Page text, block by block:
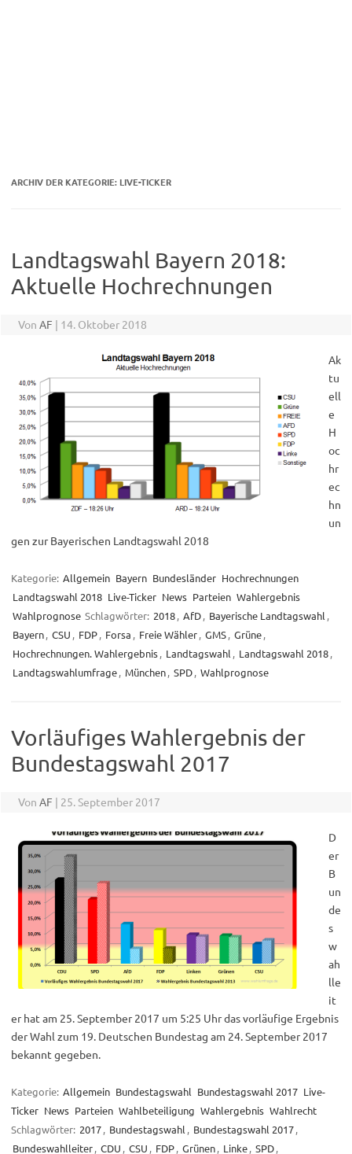
ARCHIV DER KATEGORIE: LIVE-TICKER
Landtagswahl Bayern 2018:
Aktuelle Hochrechnungen
Von AF | 14. Oktober 2018
Ak
tu
ell
e
H
oc
hr
ec
hn
un
gen zur Bayerischen Landtagswahl 2018
Kategorie: Allgemein Bayern Bundesländer Hochrechnungen
Landtagswahl 2018 Live-Ticker News Parteien Wahlergebnis
Wahlprognose Schlagwörter: 2018, AfD, Bayerische Landtagswahl ,
Bayern, CSU , FDP, Forsa , Freie Wähler, GMS, Grüne,
Hochrechnungen. Wahlergebnis, Landtagswahl , Landtagswahl 2018,
Landtagswahlumfrage, München, SPD, Wahlprognose
Vorläufiges Wahlergebnis der
Bundestagswahl 2017
Von AF | 25. September 2017
D
er
B
un
de
s
w
ah
lle
it
er hat am 25. September 2017 um 5:25 Uhr das vorläufige Ergebnis
der Wahl zum 19. Deutschen Bundestag am 24. September 2017
bekannt gegeben.
Kategorie: Allgemein Bundestagswahl Bundestagswahl 2017 Live-
Ticker News Parteien Wahlbeteiligung Wahlergebnis Wahlrecht
Schlagwörter: 2017, Bundestagswahl , Bundestagswahl 2017,
Bundeswahlleiter, CDU , CSU , FDP, Grünen, Linke, SPD,